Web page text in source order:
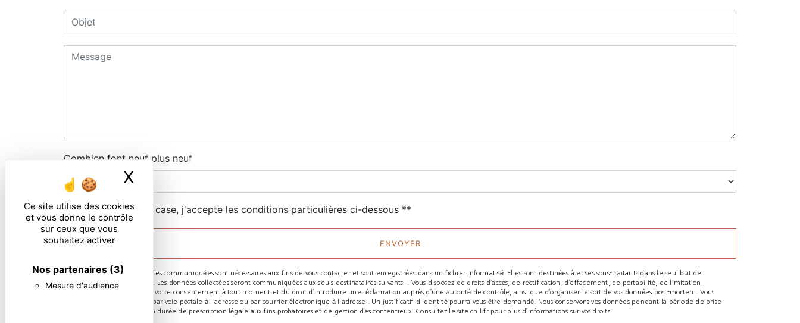
Ce site utilise des cookies
et vous donne le contrôle
sur ceux que vous
souhaitez activer
Nos partenaires (3)
Mesure d'audience
X Masquer le bandeau des cookies
Combien font neuf plus neuf
En cochant cette case, j'accepte les conditions particulières ci-dessous **
ENVOYER
** Les données personnelles communiquées sont nécessaires aux fins de vous contacter et sont enregistrées dans un fichier informatisé. Elles sont destinées à et ses sous-traitants dans le seul but de
répondre à votre message. Les données collectées seront communiquées aux seuls destinataires suivants: . Vous disposez de droits d’accès, de rectification, d’effacement, de portabilité, de limitation,
d’opposition, de retrait de votre consentement à tout moment et du droit d’introduire une réclamation auprès d’une autorité de contrôle, ainsi que d’organiser le sort de vos données post-mortem. Vous
pouvez exercer ces droits par voie postale à l'adresse ou par courrier électronique à l'adresse . Un justificatif d'identité pourra vous être demandé. Nous conservons vos données pendant la période de prise
de contact puis pendant la durée de prescription légale aux fins probatoires et de gestion des contentieux. Consultez le site cnil.fr pour plus d’informations sur vos droits.